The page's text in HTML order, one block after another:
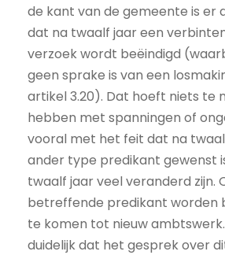
de kant van de gemeente is er
dat na twaalf jaar een
verzoek wordt beëindigd
geen sprake is van een
artikel 3.20). Dat hoeft niets te
hebben met spanningen of
vooral met het feit dat na
ander type predikant gewenst
twaalf jaar veel veranderd zijn.
betreffende predikant worden
te komen tot nieuw
duidelijk dat het gesprek over